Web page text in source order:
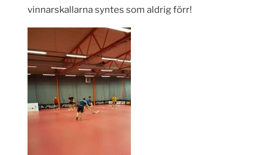
vinnarskallarna syntes som aldrig förr!